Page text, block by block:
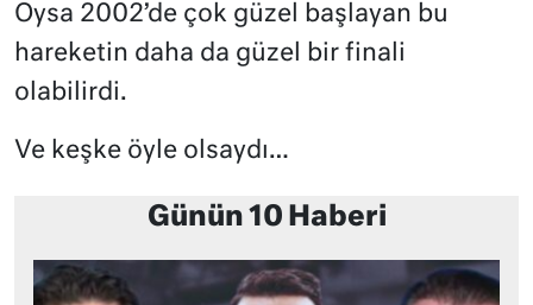
Oysa 2002’de çok güzel başlayan bu
hareketin daha da güzel bir finali
olabilirdi.
Ve keşke öyle olsaydı…
Günün 10 Haberi